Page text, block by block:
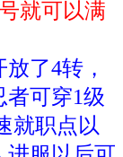
就可以满
了4转，
者可穿1级
就职点以